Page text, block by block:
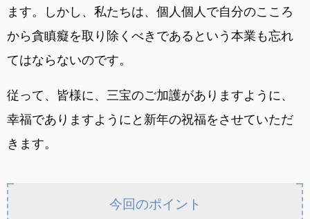
ます。しかし、私たちは、個人個人で自分のこころ
から貪瞋癡を取り除くべきであるという本業も忘れ
てはならないのです。
従って、皆様に、三宝のご加護がありますように、
幸福でありますようにと新年の祝福をさせていただ
きます。
今回のポイント